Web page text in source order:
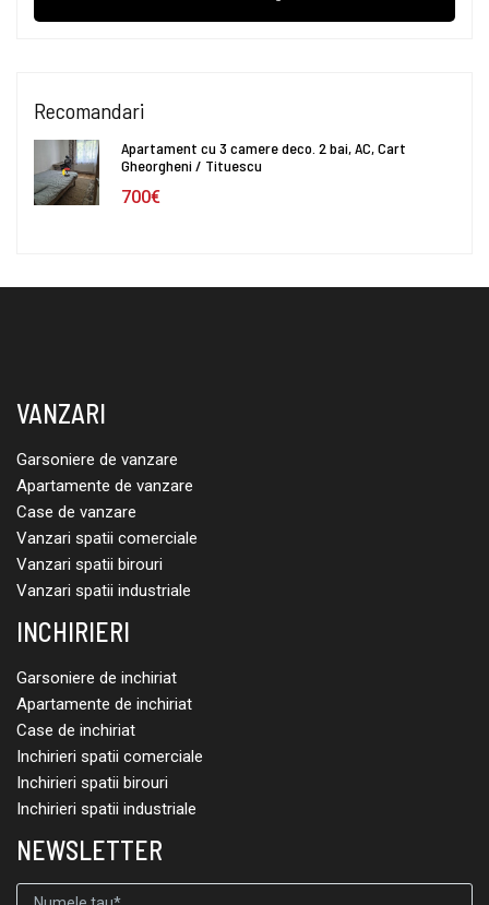
Recomandari
Apartament cu 3 camere deco. 2 bai, AC, Cart
Gheorgheni / Tituescu
700€
VANZARI
Garsoniere de vanzare
Apartamente de vanzare
Case de vanzare
Vanzari spatii comerciale
Vanzari spatii birouri
Vanzari spatii industriale
INCHIRIERI
Garsoniere de inchiriat
Apartamente de inchiriat
Case de inchiriat
Inchirieri spatii comerciale
Inchirieri spatii birouri
Inchirieri spatii industriale
NEWSLETTER